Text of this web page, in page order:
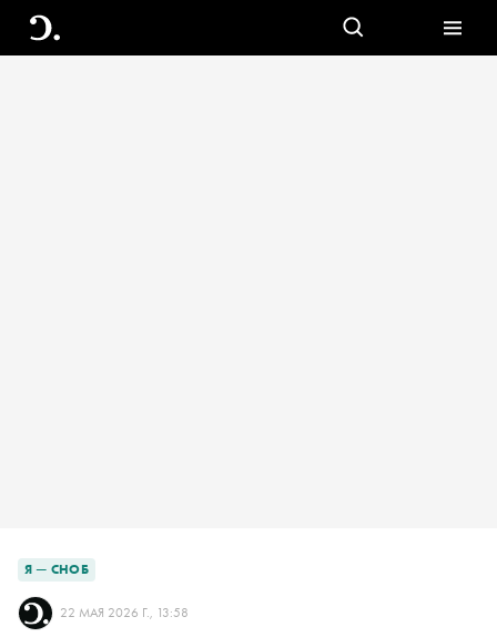
Я — СНОБ
22 МАЯ 2026 Г., 13:58